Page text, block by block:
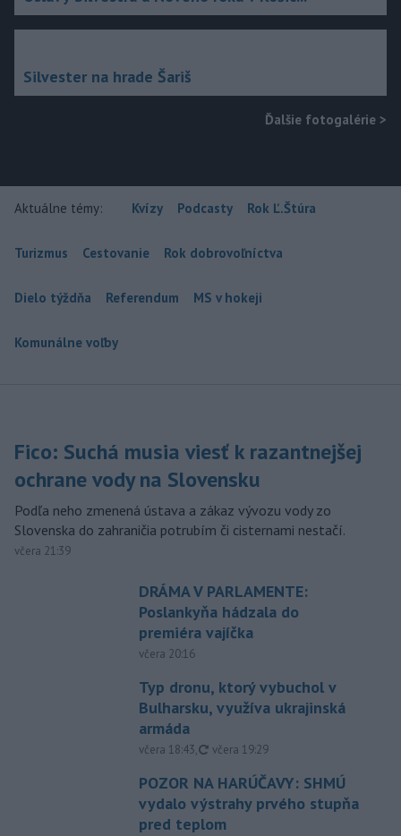
Silvester na hrade Šariš
Ďalšie fotogalérie >
Aktuálne témy: Kvízy Podcasty Rok Ľ.Štúra
Turizmus Cestovanie Rok dobrovoľníctva
Dielo týždňa Referendum MS v hokeji
Komunálne voľby
Fico: Suchá musia viesť k razantnejšej
ochrane vody na Slovensku
Podľa neho zmenená ústava a zákaz vývozu vody zo
Slovenska do zahraničia potrubím či cisternami nestačí.
včera 21:39
DRÁMA V PARLAMENTE:
Poslankyňa hádzala do
premiéra vajíčka
včera 20:16
Typ dronu, ktorý vybuchol v
Bulharsku, využíva ukrajinská
armáda
včera 18:43, aktualizované
včera 19:29
POZOR NA HARÚČAVY: SHMÚ
vydalo výstrahy prvého stupňa
pred teplom